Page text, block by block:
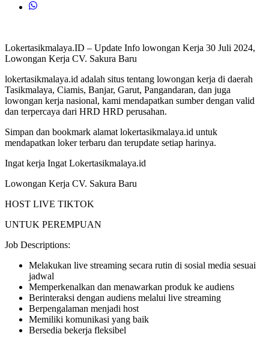
Lokertasikmalaya.ID – Update Info lowongan Kerja 30 Juli 2024,
Lowongan Kerja CV. Sakura Baru
lokertasikmalaya.id adalah situs tentang lowongan kerja di daerah
Tasikmalaya, Ciamis, Banjar, Garut, Pangandaran, dan juga
lowongan kerja nasional, kami mendapatkan sumber dengan valid
dan terpercaya dari HRD HRD perusahan.
Simpan dan bookmark alamat lokertasikmalaya.id untuk
mendapatkan loker terbaru dan terupdate setiap harinya.
Ingat kerja Ingat Lokertasikmalaya.id
Lowongan Kerja CV. Sakura Baru
HOST LIVE TIKTOK
UNTUK PEREMPUAN
Job Descriptions:
Melakukan live streaming secara rutin di sosial media sesuai
jadwal
Memperkenalkan dan menawarkan produk ke audiens
Berinteraksi dengan audiens melalui live streaming
Berpengalaman menjadi host
Memiliki komunikasi yang baik
Bersedia bekerja fleksibel